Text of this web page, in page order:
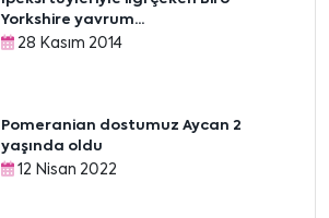
Yorkshire yavrum...
28 Kasım 2014
Pomeranian dostumuz Aycan 2
yaşında oldu
12 Nisan 2022